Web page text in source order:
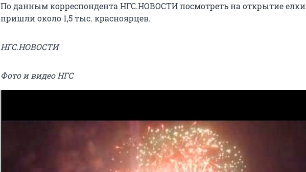
По данным корреспондента НГС.НОВОСТИ посмотреть на открытие елки
пришли около 1,5 тыс. красноярцев.
НГС.НОВОСТИ
Фото и видео НГС